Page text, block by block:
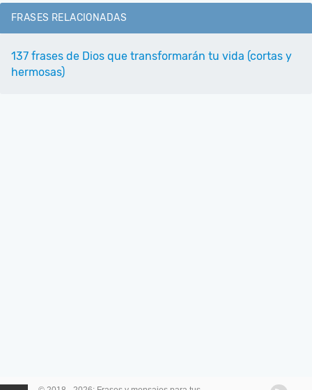
FRASES RELACIONADAS
137 frases de Dios que transformarán tu vida (cortas y
hermosas)